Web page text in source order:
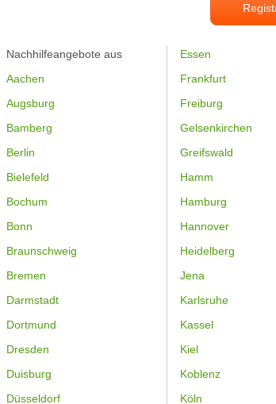
Nachhilfeangebote aus
Aachen
Augsburg
Bamberg
Berlin
Bielefeld
Bochum
Bonn
Braunschweig
Bremen
Darmstadt
Dortmund
Dresden
Duisburg
Düsseldorf
Essen
Frankfurt
Freiburg
Gelsenkirchen
Greifswald
Hamm
Hamburg
Hannover
Heidelberg
Jena
Karlsruhe
Kassel
Kiel
Koblenz
Köln